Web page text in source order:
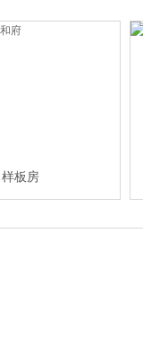
样板房